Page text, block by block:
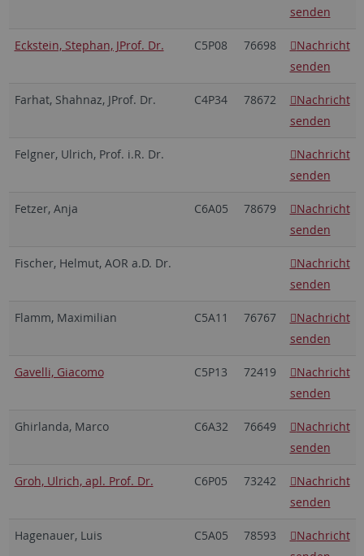
senden
Eckstein, Stephan, JProf. Dr. C5P08 76698
Nachricht
senden
Farhat, Shahnaz, JProf. Dr. C4P34 78672
Nachricht
senden
Felgner, Ulrich, Prof. i.R. Dr.
Nachricht
senden
Fetzer, Anja C6A05 78679
Nachricht
senden
Fischer, Helmut, AOR a.D. Dr.
Nachricht
senden
Flamm, Maximilian C5A11 76767
Nachricht
senden
Gavelli, Giacomo C5P13 72419
Nachricht
senden
Ghirlanda, Marco C6A32 76649
Nachricht
senden
Groh, Ulrich, apl. Prof. Dr. C6P05 73242
Nachricht
senden
Hagenauer, Luis C5A05 78593
Nachricht